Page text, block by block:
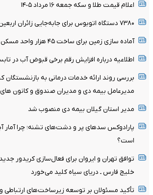
اعلام قیمت طلا و سکه جمعه ١۶ مرداد ١۴٠۵
۷۳۸۰ دستگاه اتوبوس برای جابه‌جایی زائران اربعین به‌ کارگیری شد
آماده سازی زمین برای ساخت ۴۵ هزار واحد مسکن محرومان
اطلاعیه درباره افزایش رقم برخی قبوض آب در
بررسی روند ارائه خدمات درمانی به
مدیرعامل بیمه دی و مدیران صندوق و کانون
مدیر استان گیلان بیمه دی منصوب شد
است؟
توافق تهران و ایروان برای فعال‌سازی کریدور
خلیج فارس ـ دریای سیاه کلید می‌خورد
تأکید مسئولان بر توسعه زیرساخت‌های ارتباطی